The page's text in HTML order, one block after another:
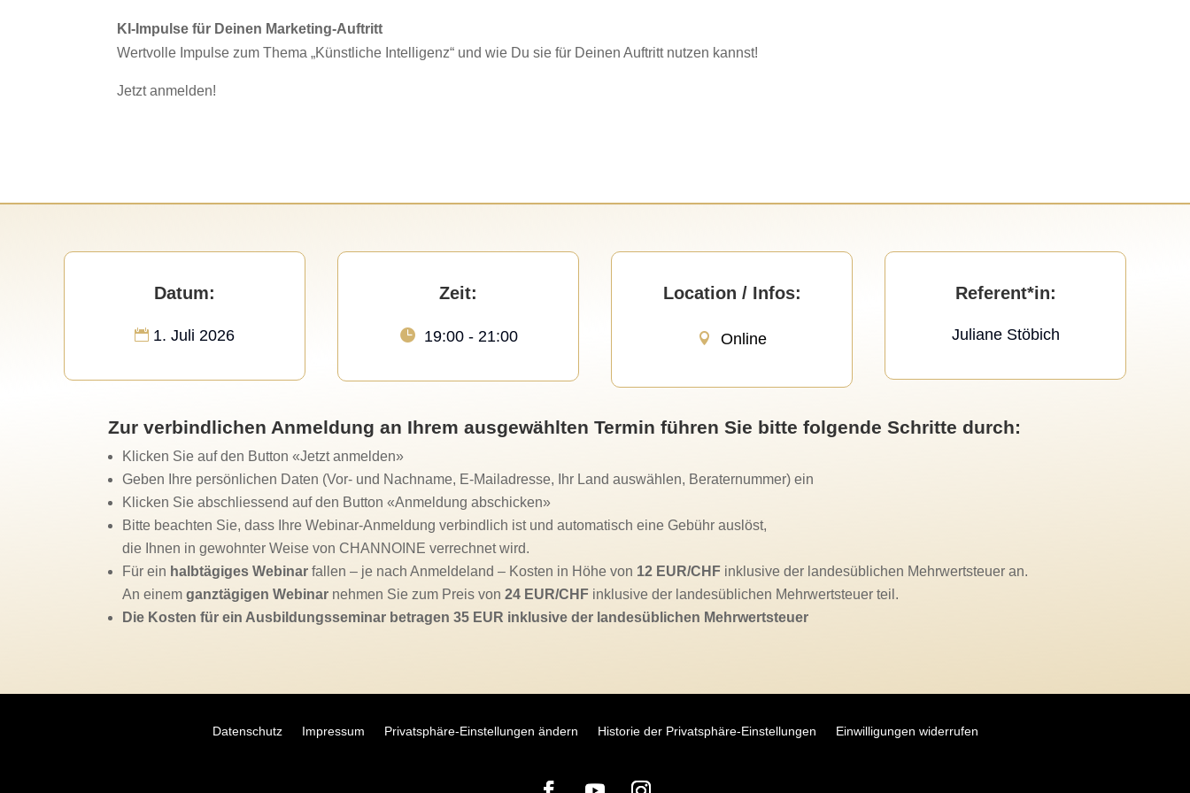
KI-Impulse für Deinen Marketing-Auftritt
Wertvolle Impulse zum Thema „Künstliche Intelligenz“ und wie Du sie für Deinen Auftritt nutzen kannst!
Jetzt anmelden!
Datum:
1. Juli 2026
Zeit:
19:00 - 21:00
Location / Infos:
Online
Referent*in:
Juliane Stöbich
Zur verbindlichen Anmeldung an Ihrem ausgewählten Termin führen Sie bitte folgende Schritte durch:
Klicken Sie auf den Button «Jetzt anmelden»
Geben Ihre persönlichen Daten (Vor- und Nachname, E-Mailadresse, Ihr Land auswählen, Beraternummer) ein
Klicken Sie abschliessend auf den Button «Anmeldung abschicken»
Bitte beachten Sie, dass Ihre Webinar-Anmeldung verbindlich ist und automatisch eine Gebühr auslöst,
die Ihnen in gewohnter Weise von CHANNOINE verrechnet wird.
Für ein halbtägiges Webinar fallen – je nach Anmeldeland – Kosten in Höhe von 12 EUR/CHF inklusive der landesüblichen Mehrwertsteuer an.
An einem ganztägigen Webinar nehmen Sie zum Preis von 24 EUR/CHF inklusive der landesüblichen Mehrwertsteuer teil.
Die Kosten für ein Ausbildungsseminar betragen 35 EUR inklusive der landesüblichen Mehrwertsteuer
Datenschutz Impressum Privatsphäre-Einstellungen ändern Historie der Privatsphäre-Einstellungen Einwilligungen widerrufen